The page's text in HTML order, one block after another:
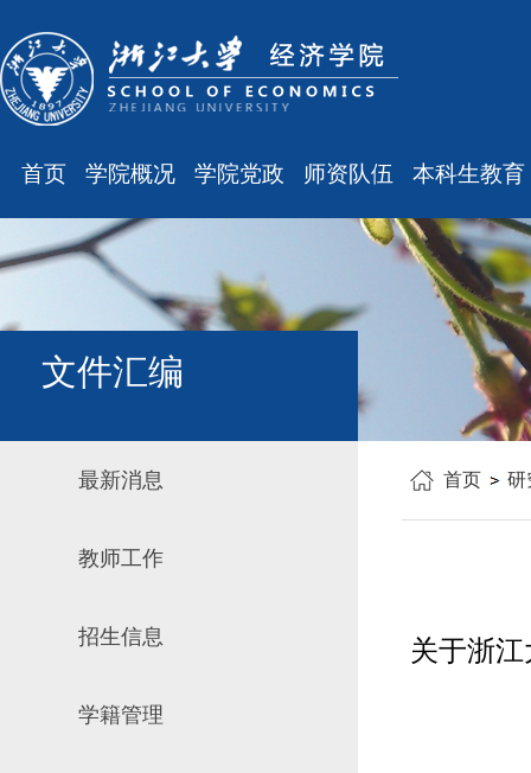
首页 学院概况
学院简介
现任领导
组织结构
学科设置
学院党政
会议通知
会议纪要
工会之声
师资队伍
最新消息
职称晋升
人事培训
博士后管理
本科生教育
最新消息
规章制度
课表、校历
主修专业确认
学籍管理
教学与教务
毕业论文
科研训练
教学成果
文件汇编
最新消息
教师工作
招生信息
学籍管理
首页 研
关于浙